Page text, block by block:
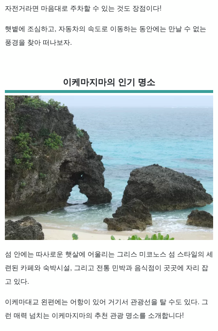
자전거라면 마음대로 주차할 수 있는 것도 장점이다!
햇볕에 조심하고, 자동차의 속도로 이동하는 동안에는 만날 수 없는
풍경을 찾아 떠나보자.
이케마지마의 인기 명소
섬 안에는 따사로운 햇살에 어울리는 그리스 미코노스 섬 스타일의 세
련된 카페와 숙박시설, 그리고 전통 민박과 음식점이 곳곳에 자리 잡
고 있다.
이케마대교 왼편에는 어항이 있어 거기서 관광선을 탈 수도 있다. 그
런 매력 넘치는 이케마지마의 추천 관광 명소를 소개합니다!